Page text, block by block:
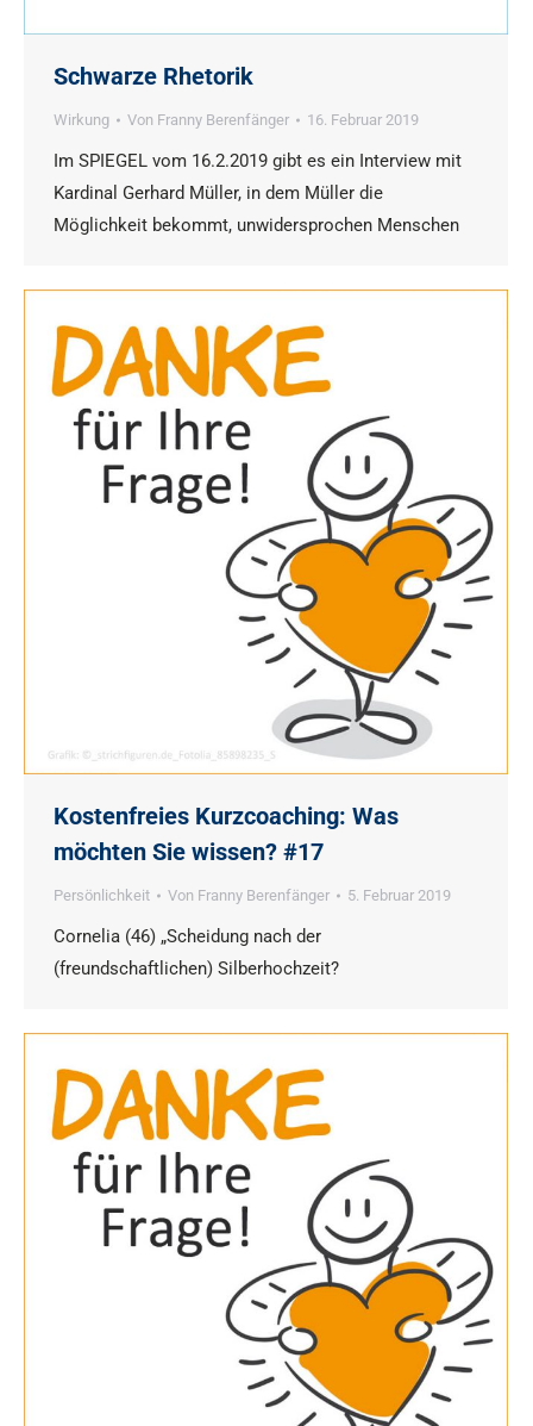
Schwarze Rhetorik
Wirkung Von Franny Berenfänger 16. Februar 2019
Im SPIEGEL vom 16.2.2019 gibt es ein Interview mit
Kardinal Gerhard Müller, in dem Müller die
Möglichkeit bekommt, unwidersprochen Menschen
Kostenfreies Kurzcoaching: Was
möchten Sie wissen? #17
Persönlichkeit Von Franny Berenfänger 5. Februar 2019
Cornelia (46) „Scheidung nach der
(freundschaftlichen) Silberhochzeit?